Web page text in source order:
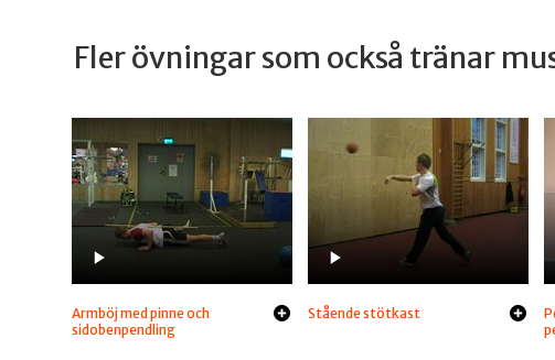
Fler övningar som också tränar
Armböj med pinne och
sidobenpendling
Stående stötkast